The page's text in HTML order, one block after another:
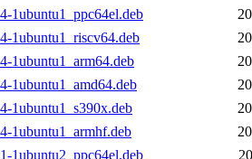
1ubuntu1_ppc64el.deb
1ubuntu1_riscv64.deb
1ubuntu1_arm64.deb
1ubuntu1_amd64.deb
1ubuntu1_s390x.deb
1ubuntu1_armhf.deb
1ubuntu2_ppc64el.deb